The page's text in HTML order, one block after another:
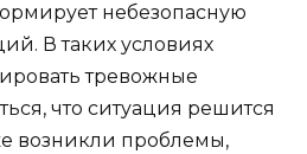
небезопасную
В таких условиях
тревожные
что ситуация решится
возникли проблемы,